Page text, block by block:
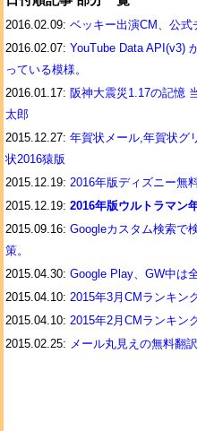
2016.02.09: ベッキー出演CM、公式
2016.02.07: YouTube Data API(v3)
っている模様。
2016.01.17: 阪神大震災1.17の記憶
太郎
2015.12.27: 年賀状メール,年賀状グ
状2016猿版
2015.12.19: 2016年版ディズニー無
2015.12.19: 2016年版ウルトラマン
2015.09.16: Googleカスタム検索で
策。
2015.04.30: Google Play、GW中は
2015.04.10: 2015年3月CMランキン
2015.04.10: 2015年2月CMランキン
2015.02.25: メール丸見えの無料翻